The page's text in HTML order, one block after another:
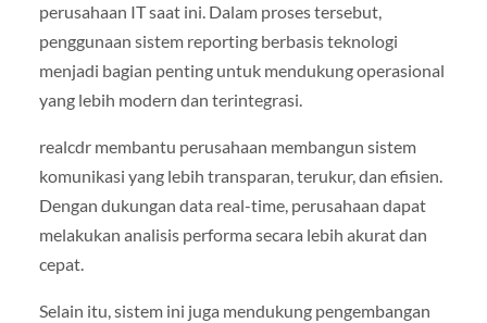
perusahaan IT saat ini. Dalam proses tersebut,
penggunaan sistem reporting berbasis teknologi
menjadi bagian penting untuk mendukung operasional
yang lebih modern dan terintegrasi.
realcdr membantu perusahaan membangun sistem
komunikasi yang lebih transparan, terukur, dan efisien.
Dengan dukungan data real-time, perusahaan dapat
melakukan analisis performa secara lebih akurat dan
cepat.
Selain itu, sistem ini juga mendukung pengembangan